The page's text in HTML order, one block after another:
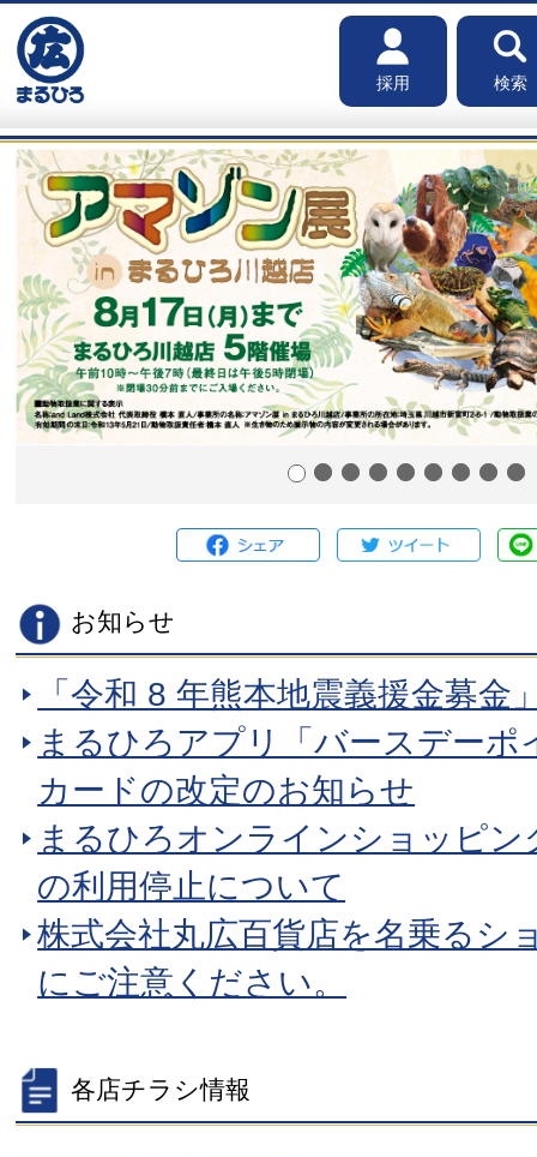
採用 検索
お知らせ
「令和 8 年熊本地震義援金募金
まるひろアプリ「バースデーポ
カードの改定のお知らせ
まるひろオンラインショッピン
の利用停止について
株式会社丸広百貨店を名乗るシ
にご注意ください。
各店チラシ情報